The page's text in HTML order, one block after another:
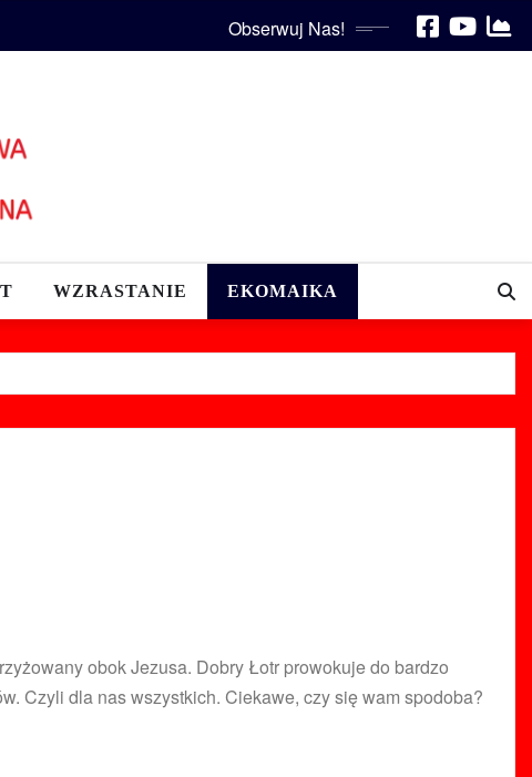
Obserwuj Nas!
WZRASTANIE EKOMAIKA
obok Jezusa. Dobry Łotr prowokuje do bardzo
Czyli dla nas wszystkich. Ciekawe, czy się wam spodoba?